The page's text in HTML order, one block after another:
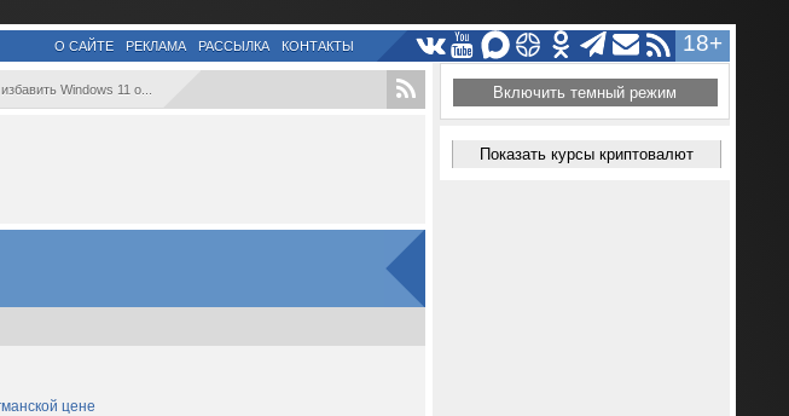
18+
О САЙТЕ РЕКЛАМА РАССЫЛКА КОНТАКТЫ
Windows 11 о...
цене
Включить темный режим
Показать курсы криптовалют